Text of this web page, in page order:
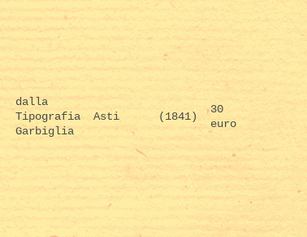
dalla
Tipografia
Garbiglia
Asti (1841)
30
euro